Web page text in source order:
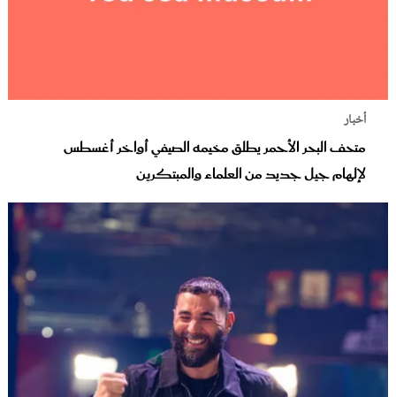
أخبار
متحف البحر الأحمر يطلق مخيمه الصيفي أواخر أغسطس
لإلهام جيل جديد من العلماء والمبتكرين